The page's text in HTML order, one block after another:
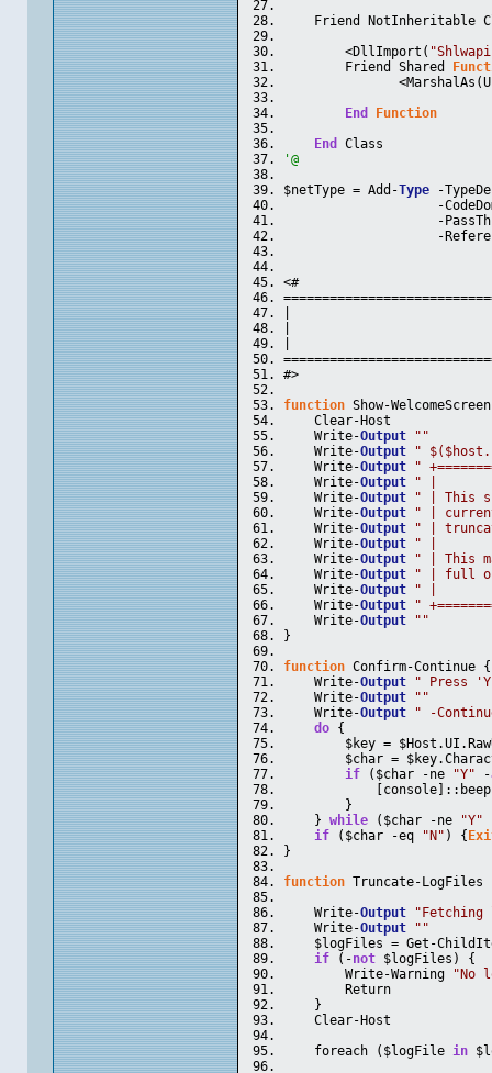
Friend NotInheritable
<DllImport(
Friend Shared
End
Function
End
Class
'@
$netType = Add-Type -
-
-
-
<#
#>
function Show-
Clear-Host
Write-Output
""
Write-Output
"
Write-Output
"
Write-Output
" |
Write-Output
" | This
Write-Output
" |
Write-Output
" |
Write-Output
" |
Write-Output
" | This
Write-Output
" | full of
Write-Output
" |
Write-Output
"
Write-Output
""
}
function Confirm-Continue {
Write-Output
" Press
Write-Output
""
Write-Output
" -
do {
$key =
$char =
if ($char -ne "Y" -
}
} while ($char -ne "Y"
if ($char -eq "N" ) {
}
function Truncate-LogFiles
Write-Output
Write-Output
""
$logFiles = Get-
if (-not $logFiles) {
Write-Warning
"No
Return
}
Clear-Host
foreach ($logFile in